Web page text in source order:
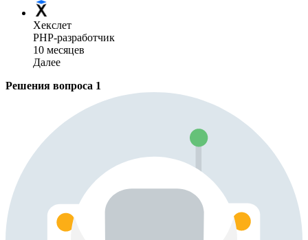
Хекслет
PHP-разработчик
10 месяцев
Далее
Решения вопроса 1